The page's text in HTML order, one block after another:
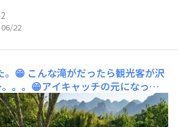
06/22
。😁 こんな滝がだったら観光客が沢
。。😁アイキャッチの元になった
”黒滝”で〜す。😄三木のナイヤガ